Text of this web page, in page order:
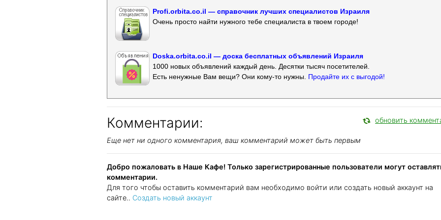
Profi.orbita.co.il — справочник лучших специалистов Израиля
Очень просто найти нужного тебе специалиста в твоем городе!
Doska.orbita.co.il — доска бесплатных объявлений Израиля
1000 новых объявлений каждый день. Десятки тысяч посетителей.
Есть ненужные Вам вещи? Они кому-то нужны. Продайте их с выгодой!
Комментарии: обновить
Еще нет ни одного комментария, ваш комментарий может быть первым
Добро пожаловать в Наше Кафе! Только зарегистрированные пользователи могут
комментарии.
Для того чтобы оставить комментарий вам необходимо войти или создать новый аккаунт на
сайте.. Создать новый аккаунт